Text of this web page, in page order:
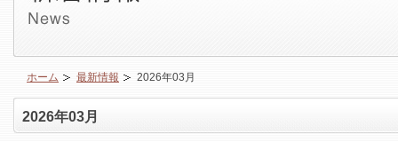
ホーム 最新情報 2026年03月
2026年03月